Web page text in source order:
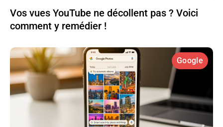
Vos vues YouTube ne décollent pas ? Voici
comment y remédier !
Google